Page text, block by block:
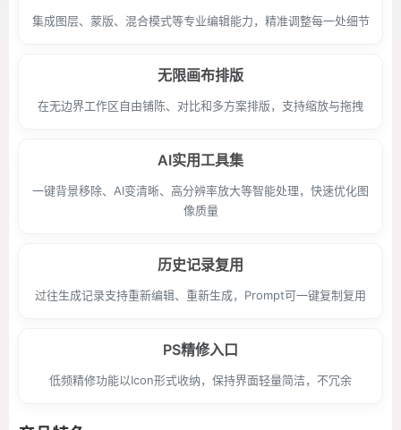
集成图层、蒙版、混合模式等专业编辑能力，精准调整每一处细节
无限画布排版
在无边界工作区自由铺陈、对比和多方案排版，支持缩放与拖拽
AI实用工具集
一键背景移除、AI变清晰、高分辨率放大等智能处理，快速优化图
像质量
历史记录复用
过往生成记录支持重新编辑、重新生成，Prompt可一键复制复用
PS精修入口
低频精修功能以Icon形式收纳，保持界面轻量简洁，不冗余